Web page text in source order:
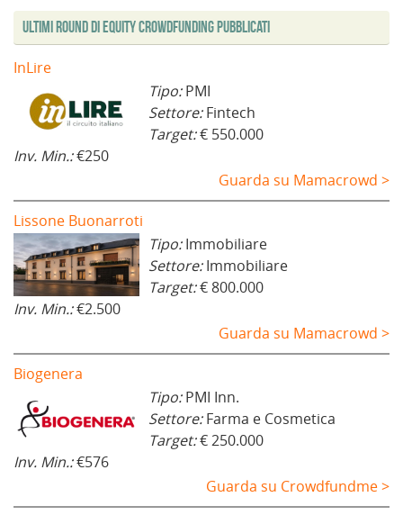
Ultimi Round di Equity Crowdfunding Pubblicati
InLire
Tipo:PMI
Settore:Fintech
Target:€ 550.000
Inv. Min.:€250
Guarda su Mamacrowd >
Lissone Buonarroti
Tipo:Immobiliare
Settore:Immobiliare
Target:€ 800.000
Inv. Min.:€2.500
Guarda su Mamacrowd >
Biogenera
Tipo:PMI Inn.
Settore:Farma e Cosmetica
Target:€ 250.000
Inv. Min.:€576
Guarda su Crowdfundme >